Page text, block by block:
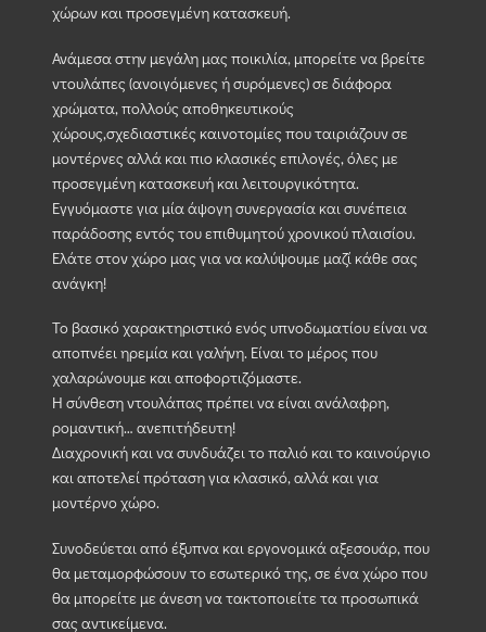
χώρων και προσεγμένη κατασκευή.
Ανάμεσα στην μεγάλη μας ποικιλία, μπορείτε να βρείτε
ντουλάπες (ανοιγόμενες ή συρόμενες) σε διάφορα
χρώματα, πολλούς αποθηκευτικούς
χώρους,σχεδιαστικές καινοτομίες που ταιριάζουν σε
μοντέρνες αλλά και πιο κλασικές επιλογές, όλες με
προσεγμένη κατασκευή και λειτουργικότητα.
Εγγυόμαστε για μία άψογη συνεργασία και συνέπεια
παράδοσης εντός του επιθυμητού χρονικού πλαισίου.
Ελάτε στον χώρο μας για να καλύψουμε μαζί κάθε σας
ανάγκη!
Το βασικό χαρακτηριστικό ενός υπνοδωματίου είναι να
αποπνέει ηρεμία και γαλήνη. Είναι το μέρος που
χαλαρώνουμε και αποφορτιζόμαστε.
Η σύνθεση ντουλάπας πρέπει να είναι ανάλαφρη,
ρομαντική… ανεπιτήδευτη!
Διαχρονική και να συνδυάζει το παλιό και το καινούργιο
και αποτελεί πρόταση για κλασικό, αλλά και για
μοντέρνο χώρο.
Συνοδεύεται από έξυπνα και εργονομικά αξεσουάρ, που
θα μεταμορφώσουν το εσωτερικό της, σε ένα χώρο που
θα μπορείτε με άνεση να τακτοποιείτε τα προσωπικά
σας αντικείμενα.